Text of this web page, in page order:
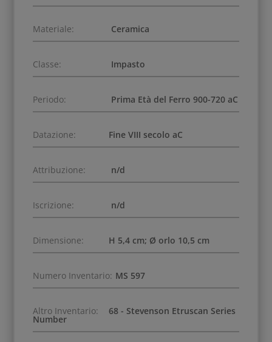
Materiale: Ceramica
Classe: Impasto
Periodo: Prima Età del Ferro 900-720 aC
Datazione: Fine VIII secolo aC
Attribuzione: n/d
Iscrizione: n/d
Dimensione: H 5,4 cm; Ø orlo 10,5 cm
Numero Inventario: MS 597
Altro Inventario: 68 - Stevenson Etruscan Series
Number